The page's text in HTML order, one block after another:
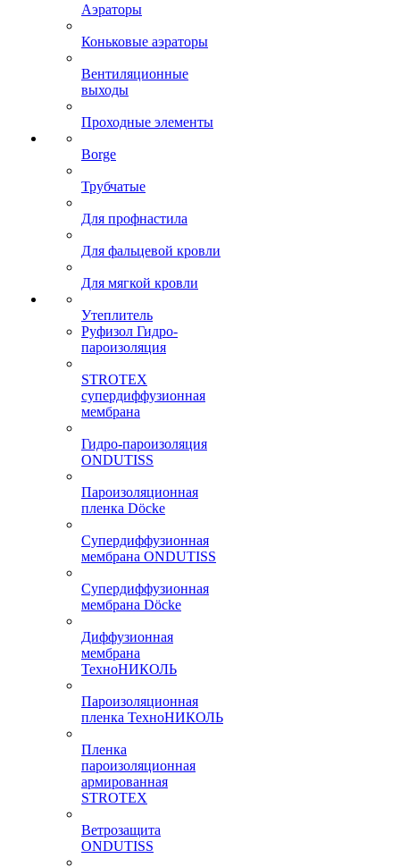
Аэраторы
Коньковые аэраторы
Вентиляционные
выходы
Проходные элементы
Borge
Трубчатые
Для профнастила
Для фальцевой кровли
Для мягкой кровли
Утеплитель
Руфизол Гидро-
пароизоляция
STROTEX
супердиффузионная
мембрана
Гидро-пароизоляция
ONDUTISS
Пароизоляционная
пленка Döcke
Супердиффузионная
мембрана ONDUTISS
Супердиффузионная
мембрана Döcke
Диффузионная
мембрана
ТехноНИКОЛЬ
Пароизоляционная
пленка ТехноНИКОЛЬ
Пленка
пароизоляционная
армированная
STROTEX
Ветрозащита
ONDUTISS